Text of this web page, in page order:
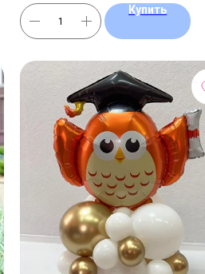
Купить